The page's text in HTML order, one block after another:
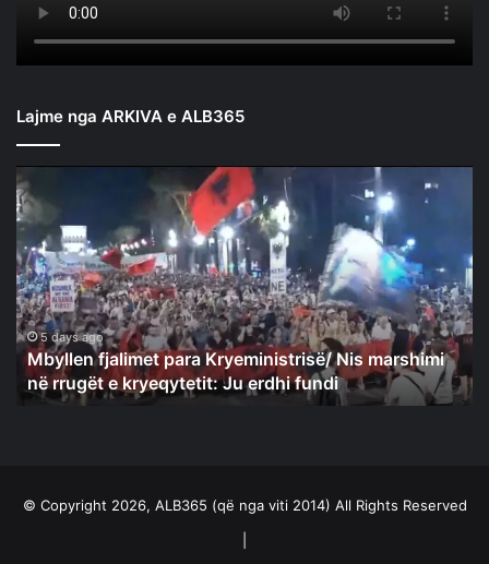
Lajme nga ARKIVA e ALB365
Mbyllen
fjalimet
para
Kryeministrisë/
Nis
marshimi
në
rrugët
kryeqytetit:
5 days ago
Mbyllen fjalimet para Kryeministrisë/ Nis marshimi
në rrugët e kryeqytetit: Ju erdhi fundi
© Copyright 2026, ALB365 (që nga viti 2014) All Rights Reserved